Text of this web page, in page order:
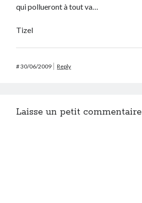
qui pollueront à tout va…
Tizel
#30/06/2009 Reply
Laisse un petit commentaire